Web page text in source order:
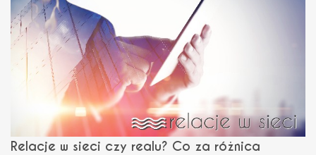
Relacje w sieci czy realu? Co za różnica